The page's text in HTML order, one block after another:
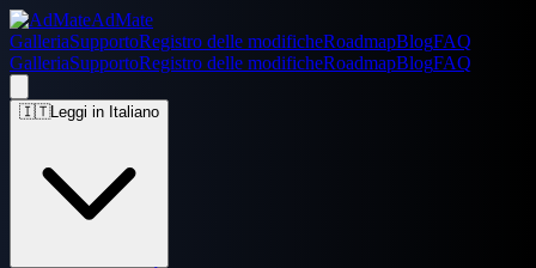
AdMate
GalleriaSupportoRegistro delle modificheRoadmapBlogFAQ
GalleriaSupportoRegistro delle modificheRoadmapBlogFAQ
🇮🇹Leggi in Italiano